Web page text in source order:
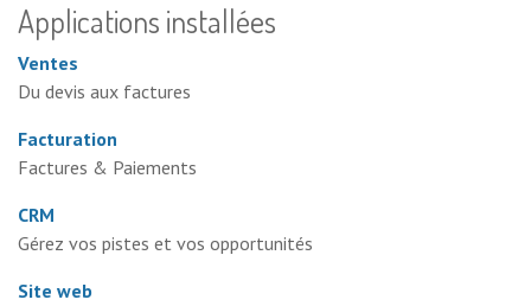
Applications installées
Ventes
Du devis aux factures
Facturation
Factures & Paiements
CRM
Gérez vos pistes et vos opportunités
Site web